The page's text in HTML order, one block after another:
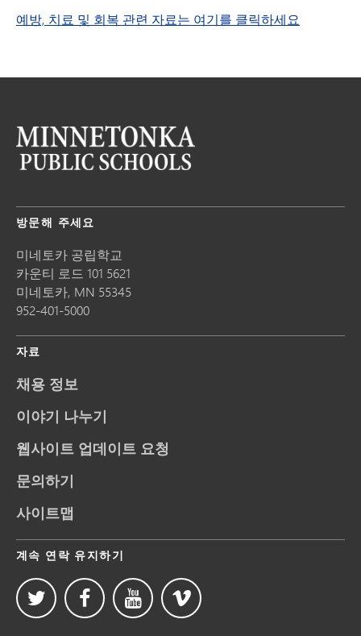
예방, 치료 및 회복 관련 자료는 여기를 클릭하세요
방문해 주세요
미네토카 공립학교
카운티 로드 101 5621
미네토카, MN 55345
952-401-5000
자료
채용 정보
이야기 나누기
웹사이트 업데이트 요청
문의하기
사이트맵
계속 연락 유지하기